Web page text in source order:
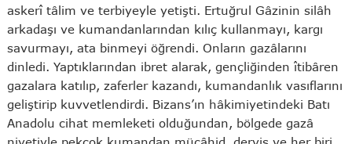
askerî tâlim ve terbiyeyle yetişti. Ertuğrul Gâzinin silâh
arkadaşı ve kumandanlarından kılıç kullanmayı, kargı
savurmayı, ata binmeyi öğrendi. Onların gazâlarını
dinledi. Yaptıklarından ibret alarak, gençliğinden îtibâren
gazalara katılıp, zaferler kazandı, kumandanlık vasıflarını
geliştirip kuvvetlendirdi. Bizans’ın hâkimiyetindeki Batı
Anadolu cihat memleketi olduğundan, bölgede gazâ